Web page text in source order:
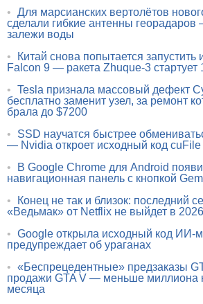
• Для марсианских вертолётов
сделали гибкие антенны георадаров
залежи воды
•
Китай снова попытается запустить
Falcon 9 — ракета Zhuque-3 стартует
• Tesla признала массовый дефект
бесплатно заменит узел, за ремонт
брала до $7200
•
SSD научатся быстрее
— Nvidia откроет исходный код cuFile
•
В Google Chrome для Android
навигационная панель с кнопкой
•
Конец не так и близок: последний
«Ведьмак» от Netflix не выйдет в
• Google открыла исходный код ИИ-
предупреждает об ураганах
• «Беспрецедентные» предзаказы
продажи GTA V — меньше миллиона
месяца